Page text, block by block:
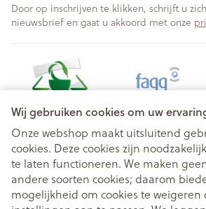
Wij gebruiken cookies om uw
Onze webshop maakt uitsluitend
cookies. Deze cookies zijn
te laten functioneren. We maken
andere soorten cookies; daarom
mogelijkheid om cookies te weigeren
Door op inschrijven te klikken, schrijft u
nieuwsbrief en gaat u akkoord met onze
Juridische links